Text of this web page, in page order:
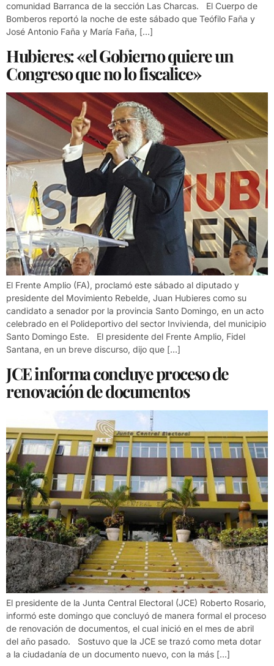
comunidad Barranca de la sección Las Charcas. El Cuerpo de
Bomberos reportó la noche de este sábado que Teófilo Faña y
José Antonio Faña y María Faña, […]
Hubieres: «el Gobierno quiere un
Congreso que no lo fiscalice»
El Frente Amplio (FA), proclamó este sábado al diputado y
presidente del Movimiento Rebelde, Juan Hubieres como su
candidato a senador por la provincia Santo Domingo, en un acto
celebrado en el Polideportivo del sector Invivienda, del municipio
Santo Domingo Este. El presidente del Frente Amplio, Fidel
Santana, en un breve discurso, dijo que […]
JCE informa concluye proceso de
renovación de documentos
El presidente de la Junta Central Electoral (JCE) Roberto Rosario,
informó este domingo que concluyó de manera formal el proceso
de renovación de documentos, el cual inició en el mes de abril
del año pasado. Sostuvo que la JCE se trazó como meta dotar
a la ciudadanía de un documento nuevo, con la más […]